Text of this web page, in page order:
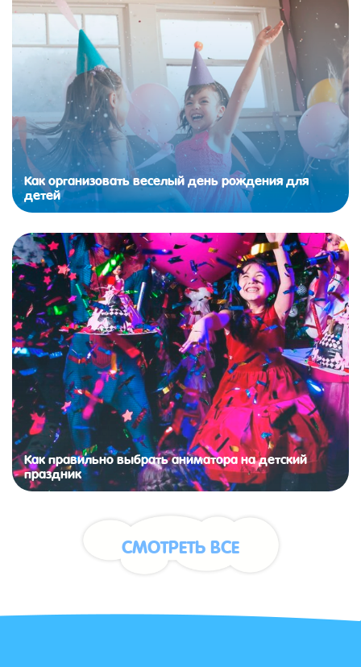
Как организовать веселый день рождения для
детей
Как правильно выбрать аниматора на детский
праздник
СМОТРЕТЬ ВСЕ